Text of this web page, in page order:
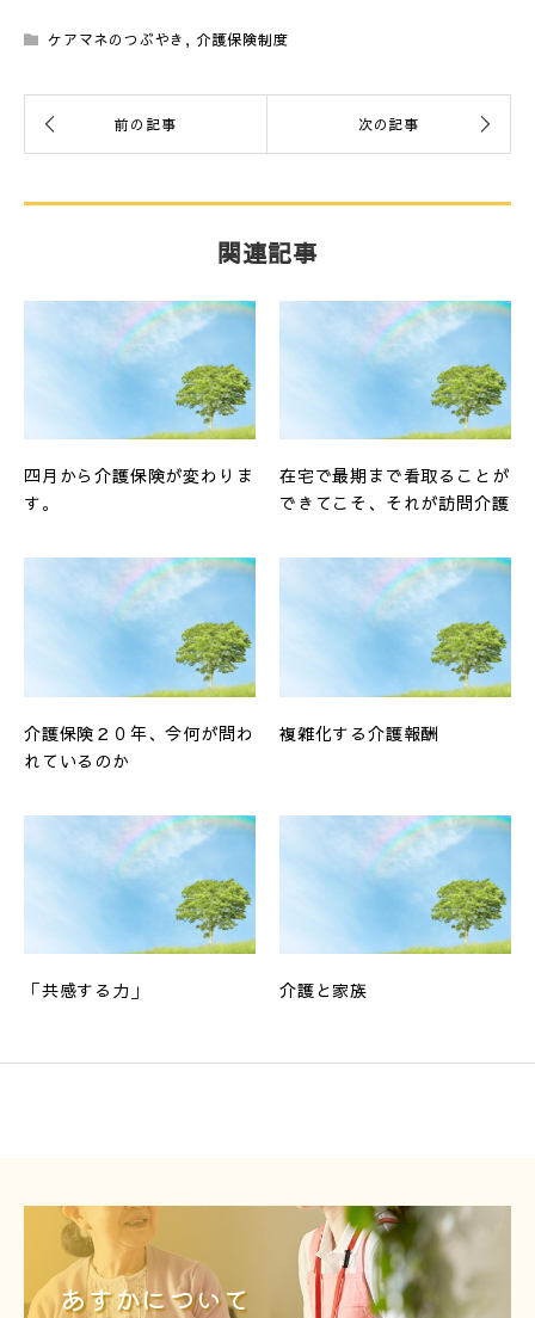
ケアマネのつぶやき , 介護保険制度
関連記事
四月から介護保険が変わりま
す。
在宅で最期まで看取ることが
できてこそ、それが訪問介護
介護保険２０年、今何が問わ
れているのか
複雑化する介護報酬
「共感する力」 介護と家族
あすかについて